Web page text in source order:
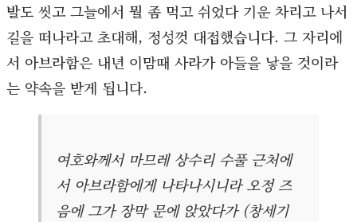
발도 씻고 그늘에서 뭘 좀 먹고 쉬었다 기운 차리고 나서
길을 떠나라고 초대해, 정성껏 대접했습니다. 그 자리에
서 아브라함은 내년 이맘때 사라가 아들을 낳을 것이라
는 약속을 받게 됩니다.
여호와께서 마므레 상수리 수풀 근처에
서 아브라함에게 나타나시니라 오정 즈
음에 그가 장막 문에 앉았다가 (창세기